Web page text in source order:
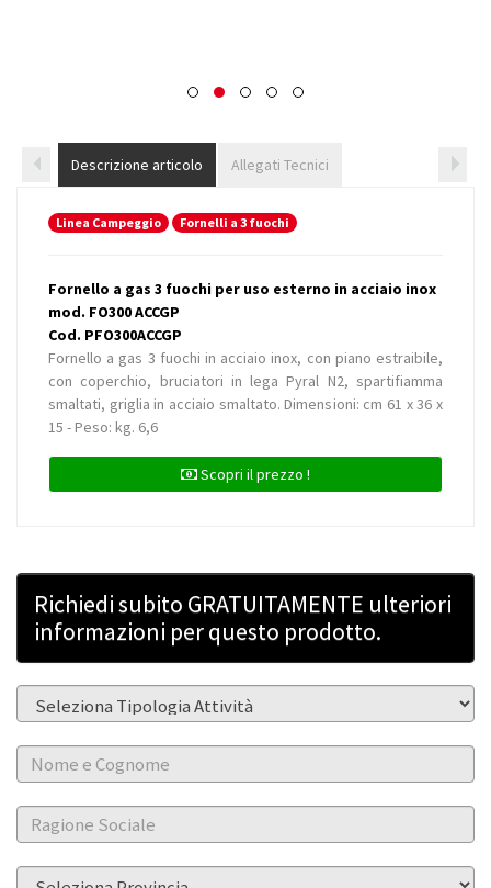
Descrizione articolo Allegati Tecnici
Linea Campeggio Fornelli a 3 fuochi
Fornello a gas 3 fuochi per uso esterno in acciaio inox
mod. FO300 ACCGP
Cod. PFO300ACCGP
Fornello a gas 3 fuochi in acciaio inox, con piano estraibile,
con coperchio, bruciatori in lega Pyral N2, spartifiamma
smaltati, griglia in acciaio smaltato. Dimensioni: cm 61 x 36 x
15 - Peso: kg. 6,6
Scopri il prezzo !
Richiedi subito GRATUITAMENTE ulteriori
informazioni per questo prodotto.